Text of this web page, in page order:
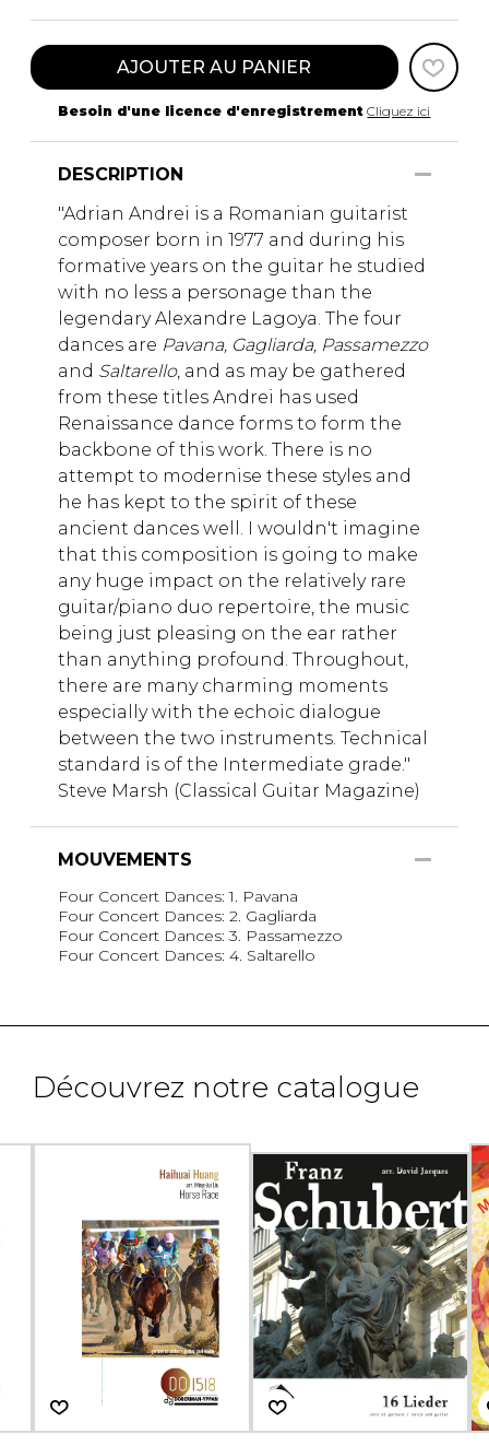
AJOUTER AU PANIER
Besoin d'une licence d'enregistrement Cliquez ici
DESCRIPTION
"Adrian Andrei is a Romanian guitarist
composer born in 1977 and during his
formative years on the guitar he studied
with no less a personage than the
legendary Alexandre Lagoya. The four
dances are Pavana, Gagliarda, Passamezzo
and Saltarello, and as may be gathered
from these titles Andrei has used
Renaissance dance forms to form the
backbone of this work. There is no
attempt to modernise these styles and
he has kept to the spirit of these
ancient dances well. I wouldn't imagine
that this composition is going to make
any huge impact on the relatively rare
guitar/piano duo repertoire, the music
being just pleasing on the ear rather
than anything profound. Throughout,
there are many charming moments
especially with the echoic dialogue
between the two instruments. Technical
standard is of the Intermediate grade."
Steve Marsh (Classical Guitar Magazine)
MOUVEMENTS
Four Concert Dances: 1. Pavana
Four Concert Dances: 2. Gagliarda
Four Concert Dances: 3. Passamezzo
Four Concert Dances: 4. Saltarello
Découvrez notre catalogue